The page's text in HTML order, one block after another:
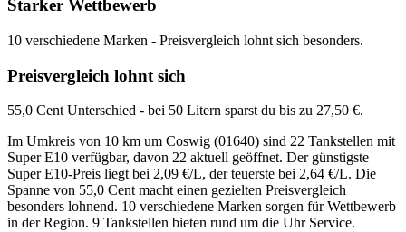
Starker Wettbewerb
10 verschiedene Marken - Preisvergleich lohnt sich besonders.
Preisvergleich lohnt sich
55,0 Cent Unterschied - bei 50 Litern sparst du bis zu 27,50 €.
Im Umkreis von 10 km um Coswig (01640) sind 22 Tankstellen mit
Super E10 verfügbar, davon 22 aktuell geöffnet. Der günstigste
Super E10-Preis liegt bei 2,09 €/L, der teuerste bei 2,64 €/L. Die
Spanne von 55,0 Cent macht einen gezielten Preisvergleich
besonders lohnend. 10 verschiedene Marken sorgen für Wettbewerb
in der Region. 9 Tankstellen bieten rund um die Uhr Service.